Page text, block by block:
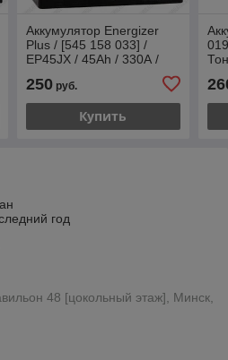
Аккумулятор Energizer
Plus / [545 158 033] /
EP45JX / 45Ah / 330А /
Asia / Прямая полярность
250руб.
Купить
год
48 [цокольный этаж], Минск,